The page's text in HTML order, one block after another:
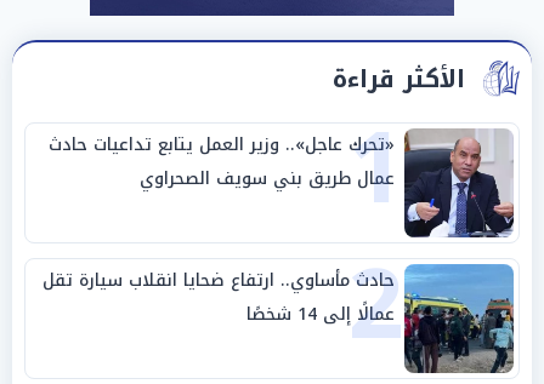
الأكثر قراءة
1
«تحرك عاجل».. وزير العمل يتابع تداعيات حادث
عمال طريق بني سويف الصحراوي
2
حادث مأساوي.. ارتفاع ضحايا انقلاب سيارة تقل
عمالًا إلى 14 شخصًا